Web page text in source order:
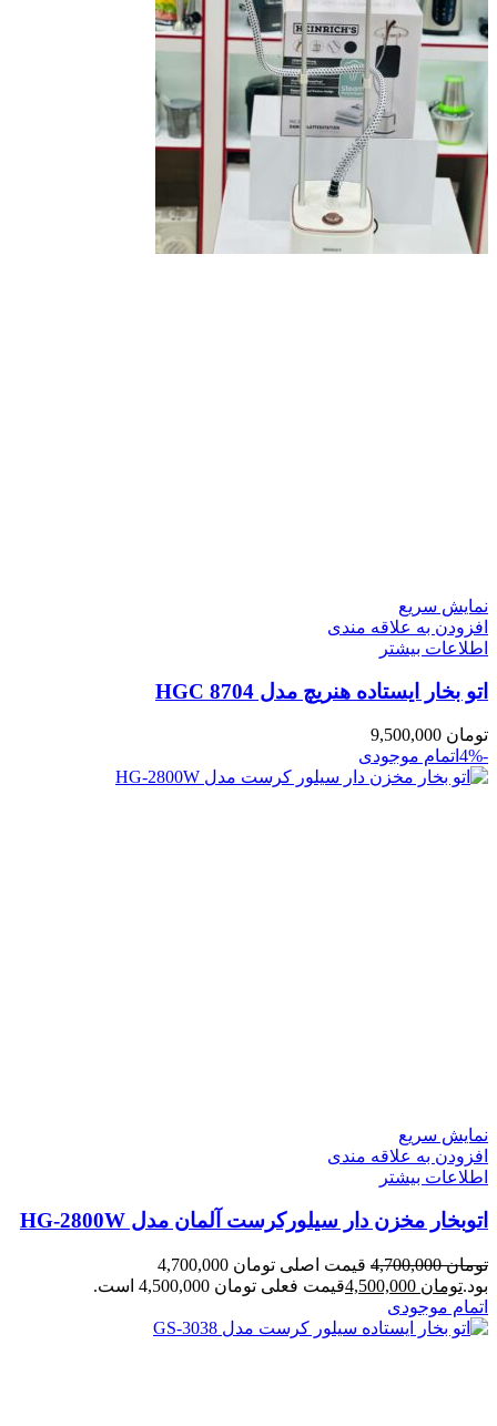
نمایش سریع
افزودن به علاقه مندی
اطلاعات بیشتر
اتو بخار ایستاده هنریچ مدل HGC 8704
تومان
-4%
اتمام موجودی
نمایش سریع
افزودن به علاقه مندی
اطلاعات بیشتر
اتوبخار مخزن دار سیلورکرست آلمان مدل HG-2800W
تومان4,700,000
قیمت اصلی تومان 4,700,000
بود.تومان
قیمت فعلی تومان 4,500,000 است.
اتمام موجودی